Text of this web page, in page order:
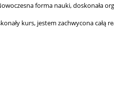
forma nauki, doskonała
kurs, jestem zachwycona całą